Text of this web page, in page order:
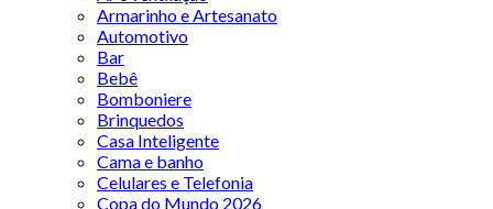
Armarinho e Artesanato
Automotivo
Bar
Bebê
Bomboniere
Brinquedos
Casa Inteligente
Cama e banho
Celulares e Telefonia
Copa do Mundo 2026